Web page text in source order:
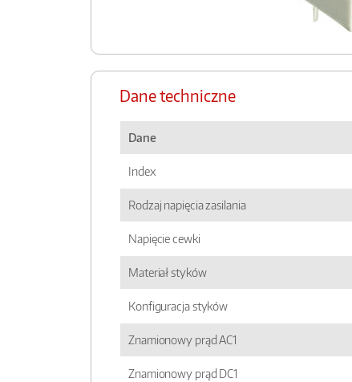
Dane techniczne
Dane
Index
Rodzaj napięcia zasilania
Napięcie cewki
Materiał styków
Konfiguracja styków
Znamionowy prąd AC1
Znamionowy prąd DC1